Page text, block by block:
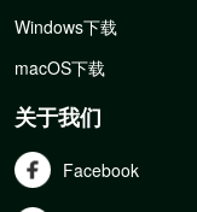
Windows下载
macOS下载
关于我们
Facebook